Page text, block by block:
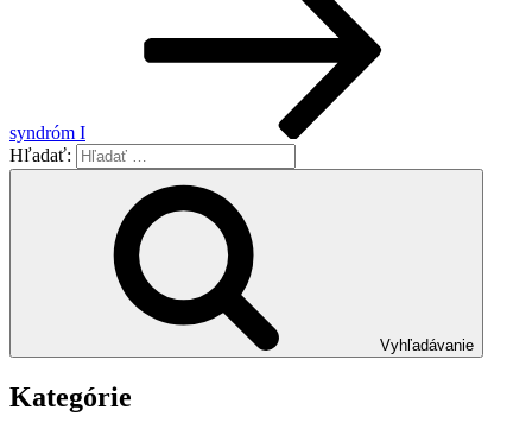
syndróm I
Hľadať:
Vyhľadávanie
Kategórie